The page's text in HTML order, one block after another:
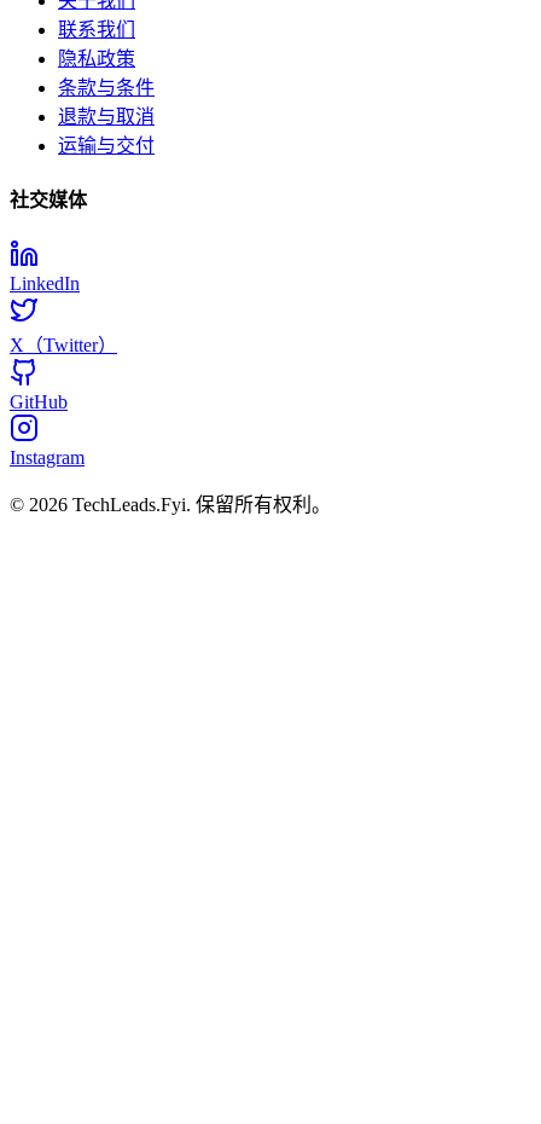
联系我们
隐私政策
条款与条件
退款与取消
运输与交付
社交媒体
LinkedIn
X（Twitter）
GitHub
Instagram
© 2026 TechLeads.Fyi. 保留所有权利。